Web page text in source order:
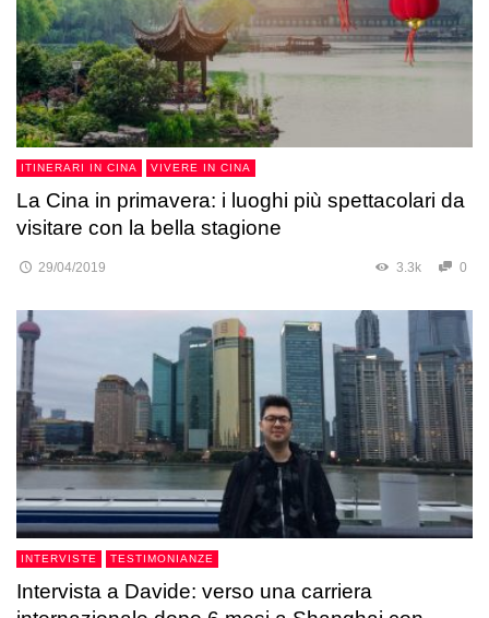
ITINERARI IN CINA VIVERE IN CINA
La Cina in primavera: i luoghi più spettacolari da
visitare con la bella stagione
29/04/2019 3.3k 0
INTERVISTE TESTIMONIANZE
Intervista a Davide: verso una carriera